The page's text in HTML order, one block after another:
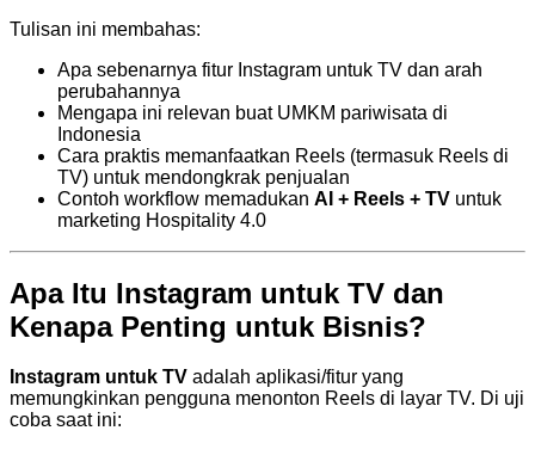
Tulisan ini membahas:
Apa sebenarnya fitur Instagram untuk TV dan arah
perubahannya
Mengapa ini relevan buat UMKM pariwisata di
Indonesia
Cara praktis memanfaatkan Reels (termasuk Reels di
TV) untuk mendongkrak penjualan
Contoh workflow memadukan AI + Reels + TV untuk
marketing Hospitality 4.0
Apa Itu Instagram untuk TV dan
Kenapa Penting untuk Bisnis?
Instagram untuk TV adalah aplikasi/fitur yang
memungkinkan pengguna menonton Reels di layar TV. Di uji
coba saat ini: